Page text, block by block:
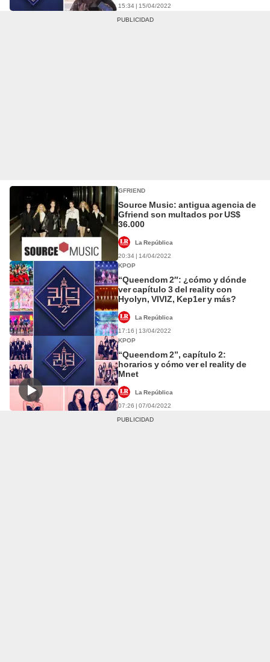
15:34 | 15/04/2022
GFRIEND
Source Music: antigua agencia de
Gfriend son multados por US$
36.000
La República
20:34 | 14/04/2022
KPOP
“Queendom 2″: ¿cómo y dónde
ver capítulo 3 del reality con
Hyolyn, VIVIZ, Kep1er y más?
La República
17:16 | 13/04/2022
KPOP
“Queendom 2”, capítulo 2:
horarios y cómo ver el reality de
Mnet
La República
07:26 | 07/04/2022